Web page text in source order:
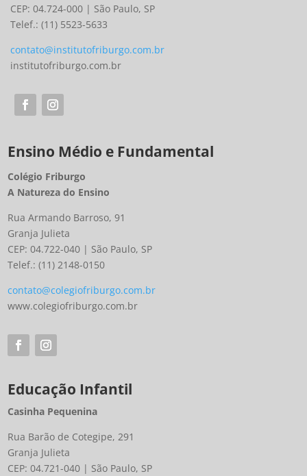
CEP: 04.724-000 | São Paulo, SP
Telef.: (11) 5523-5633
contato@institutofriburgo.com.br
institutofriburgo.com.br
Ensino Médio e Fundamental
Colégio Friburgo
A Natureza do Ensino
Rua Armando Barroso, 91
Granja Julieta
CEP: 04.722-040 | São Paulo, SP
Telef.: (11) 2148-0150
contato@colegiofriburgo.com.br
www.colegiofriburgo.com.br
Educação Infantil
Casinha Pequenina
Rua Barão de Cotegipe, 291
Granja Julieta
CEP: 04.721-040 | São Paulo, SP